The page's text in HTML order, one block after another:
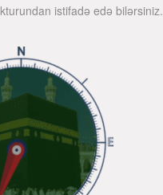
istifadə edə bilərsiniz.